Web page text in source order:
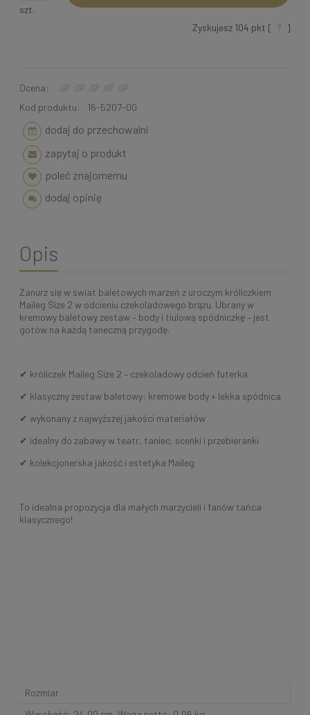
szt.
Zyskujesz 104 pkt [ ? ]
Ocena:
Kod produktu:
16-5207-00
dodaj do przechowalni
zapytaj o produkt
poleć znajomemu
dodaj opinię
Opis
Zanurz się w świat baletowych marzeń z uroczym króliczkiem
Maileg Size 2 w odcieniu czekoladowego brązu. Ubrany w
kremowy baletowy zestaw – body i tiulową spódniczkę – jest
gotów na każdą taneczną przygodę.
✔ króliczek Maileg Size 2 – czekoladowy odcień futerka
✔ klasyczny zestaw baletowy: kremowe body + lekka spódnica
✔ wykonany z najwyższej jakości materiałów
✔ idealny do zabawy w teatr, taniec, scenki i przebieranki
✔ kolekcjonerska jakość i estetyka Maileg
To idealna propozycja dla małych marzycieli i fanów tańca
klasycznego!
Rozmiar